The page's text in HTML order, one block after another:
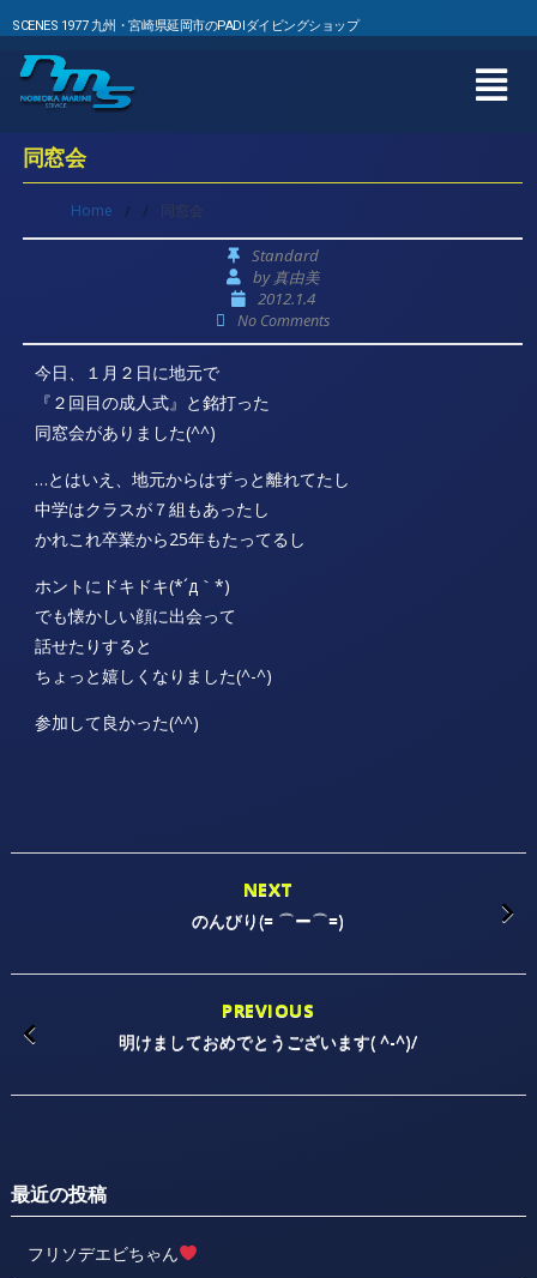
SCENES 1977 九州・宮崎県延岡市のPADIダイビングショップ
同窓会
Home / / 同窓会
Standard
by真由美
2012.1.4
No Comments
今日、１月２日に地元で
『２回目の成人式』と銘打った
同窓会がありました(^^)
…とはいえ、地元からはずっと離れてたし
中学はクラスが７組もあったし
かれこれ卒業から25年もたってるし
ホントにドキドキ(*´д｀*)
でも懐かしい顔に出会って
話せたりすると
ちょっと嬉しくなりました(^-^)
参加して良かった(^^)
NEXT
のんびり(= ⌒ー⌒=)
PREVIOUS
明けましておめでとうございます( ^-^)/
最近の投稿
フリソデエビちゃん